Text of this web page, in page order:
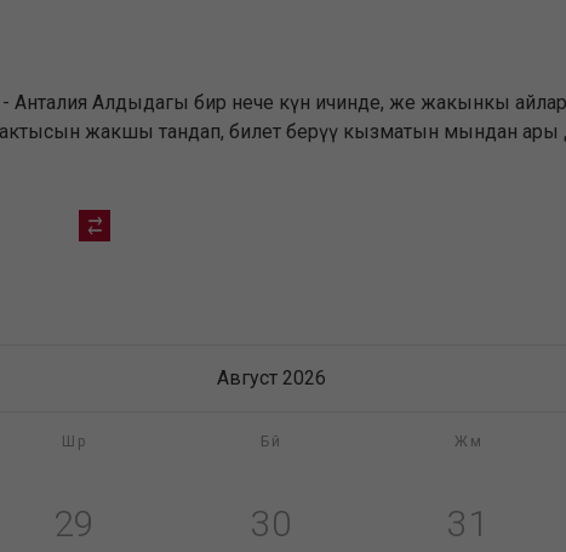
Алдыдагы бир нече күн ичинде, же жакынкы
жакшы тандап, билет берүү кызматын мындан ары
Август 2026
Шр Бй Жм
29 30 31